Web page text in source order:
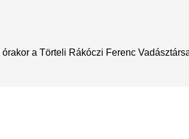
a Törteli Rákóczi Ferenc